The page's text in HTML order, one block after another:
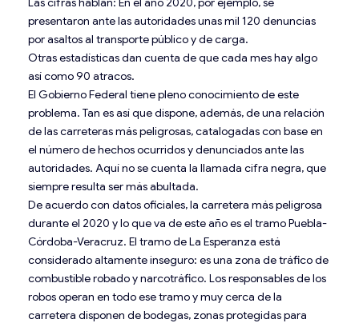
presentaron ante las autoridades unas mil 120 denuncias
por asaltos al transporte público y de carga.
Otras estadísticas dan cuenta de que cada mes hay algo
así como 90 atracos.
El Gobierno Federal tiene pleno conocimiento de este
problema. Tan es así que dispone, además, de una relación
de las carreteras más peligrosas, catalogadas con base en
el número de hechos ocurridos y denunciados ante las
autoridades. Aquí no se cuenta la llamada cifra negra, que
siempre resulta ser más abultada.
De acuerdo con datos oficiales, la carretera más peligrosa
durante el 2020 y lo que va de este año es el tramo Puebla-
Córdoba-Veracruz. El tramo de La Esperanza está
considerado altamente inseguro: es una zona de tráfico de
combustible robado y narcotráfico. Los responsables de los
robos operan en todo ese tramo y muy cerca de la
carretera disponen de bodegas, zonas protegidas para